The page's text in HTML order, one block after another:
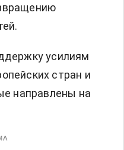
усилиям
стран и
направлены на